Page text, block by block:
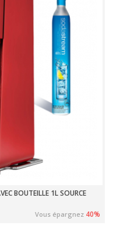
BOUTEILLE 1L SOURCE
Vous épargnez 40%